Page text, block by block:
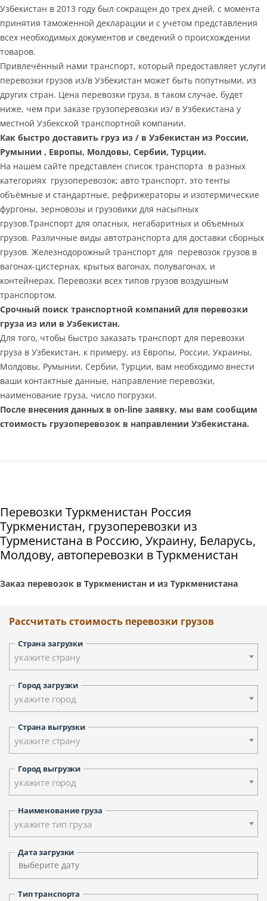
Узбекистан в 2013 году был сокращен до трех дней, с момента
принятия таможенной декларации и с учетом представления
всех необходимых документов и сведений о происхождении
товаров.
Привлечённый нами транспорт, который предоставляет услуги
перевозки грузов из/в Узбекистан может быть попутными, из
других стран. Цена перевозки груза, в таком случае, будет
ниже, чем при заказе грузоперевозки из/ в Узбекистана у
местной Узбекской транспортной компании.
Как быстро доставить груз из / в Узбекистан из России,
Румынии , Европы, Молдовы, Сербии, Турции.
На нашем сайте представлен список транспорта в разных
категориях грузоперевозок; авто транспорт, это тенты
объёмные и стандартные, рефрижераторы и изотермические
фургоны, зерновозы и грузовики для насыпных
грузов.Транспорт для опасных, негабаритных и объемных
грузов. Различные виды автотранспорта для доставки сборных
грузов. Железнодорожный транспорт для перевозок грузов в
вагонах-цистернах, крытых вагонах, полувагонах, и
контейнерах. Перевозки всех типов грузов воздушным
транспортом.
Срочный поиск транспортной компаний для перевозки
груза из или в Узбекистан.
Для того, чтобы быстро заказать транспорт для перевозки
груза в Узбекистан, к примеру, из Европы, России, Украины,
Молдовы, Румынии, Сербии, Турции, вам необходимо внести
ваши контактные данные, направление перевозки,
наименование груза, число погрузки.
После внесения данных в on-line заявку, мы вам сообщим
стоимость грузоперевозок в направлении Узбекистана.
Перевозки Туркменистан Россия
Туркменистан, грузоперевозки из
Турменистана в Россию, Украину, Беларусь,
Молдову, автоперевозки в Туркменистан
Заказ перевозок в Туркменистан и из Туркменистана
Рассчитать стоимость перевозки грузов
Страна загрузки
укажите страну
Город загрузки
укажите город
Страна выгрузки
укажите страну
Город выгрузки
укажите город
Наименование груза
укажите тип груза
Дата загрузки
Тип транспорта